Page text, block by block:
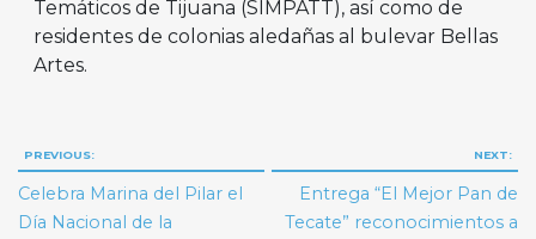
Temáticos de Tijuana (SIMPATT), así como de
residentes de colonias aledañas al bulevar Bellas
Artes.
Navegación
de
entradas
PREVIOUS:
Celebra Marina del Pilar el
Día Nacional de la
NEXT:
Entrega “El Mejor Pan de
Tecate” reconocimientos a